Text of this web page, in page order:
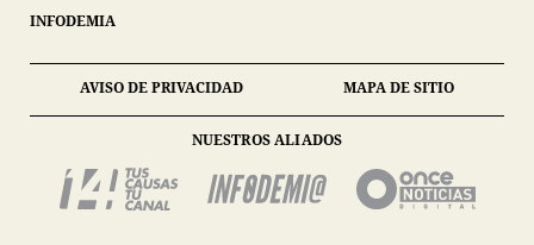
INFODEMIA
AVISO DE PRIVACIDAD MAPA DE SITIO
NUESTROS ALIADOS